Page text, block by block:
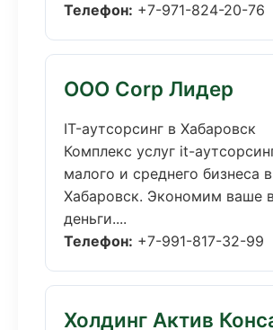
Телефон: +7-971-824-20-76
ООО Corp Лидер
IT-аутсорсинг в Хабаровск
Комплекс услуг it-
малого и среднего бизнеса в
Хабаровск. Экономим ваше
деньги....
Телефон: +7-991-817-32-99
Холдинг Актив